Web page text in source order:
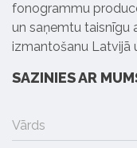
fonogrammu
un saņemtu taisnīgu
izmantošanu Latvijā
SAZINIES AR
Vārds